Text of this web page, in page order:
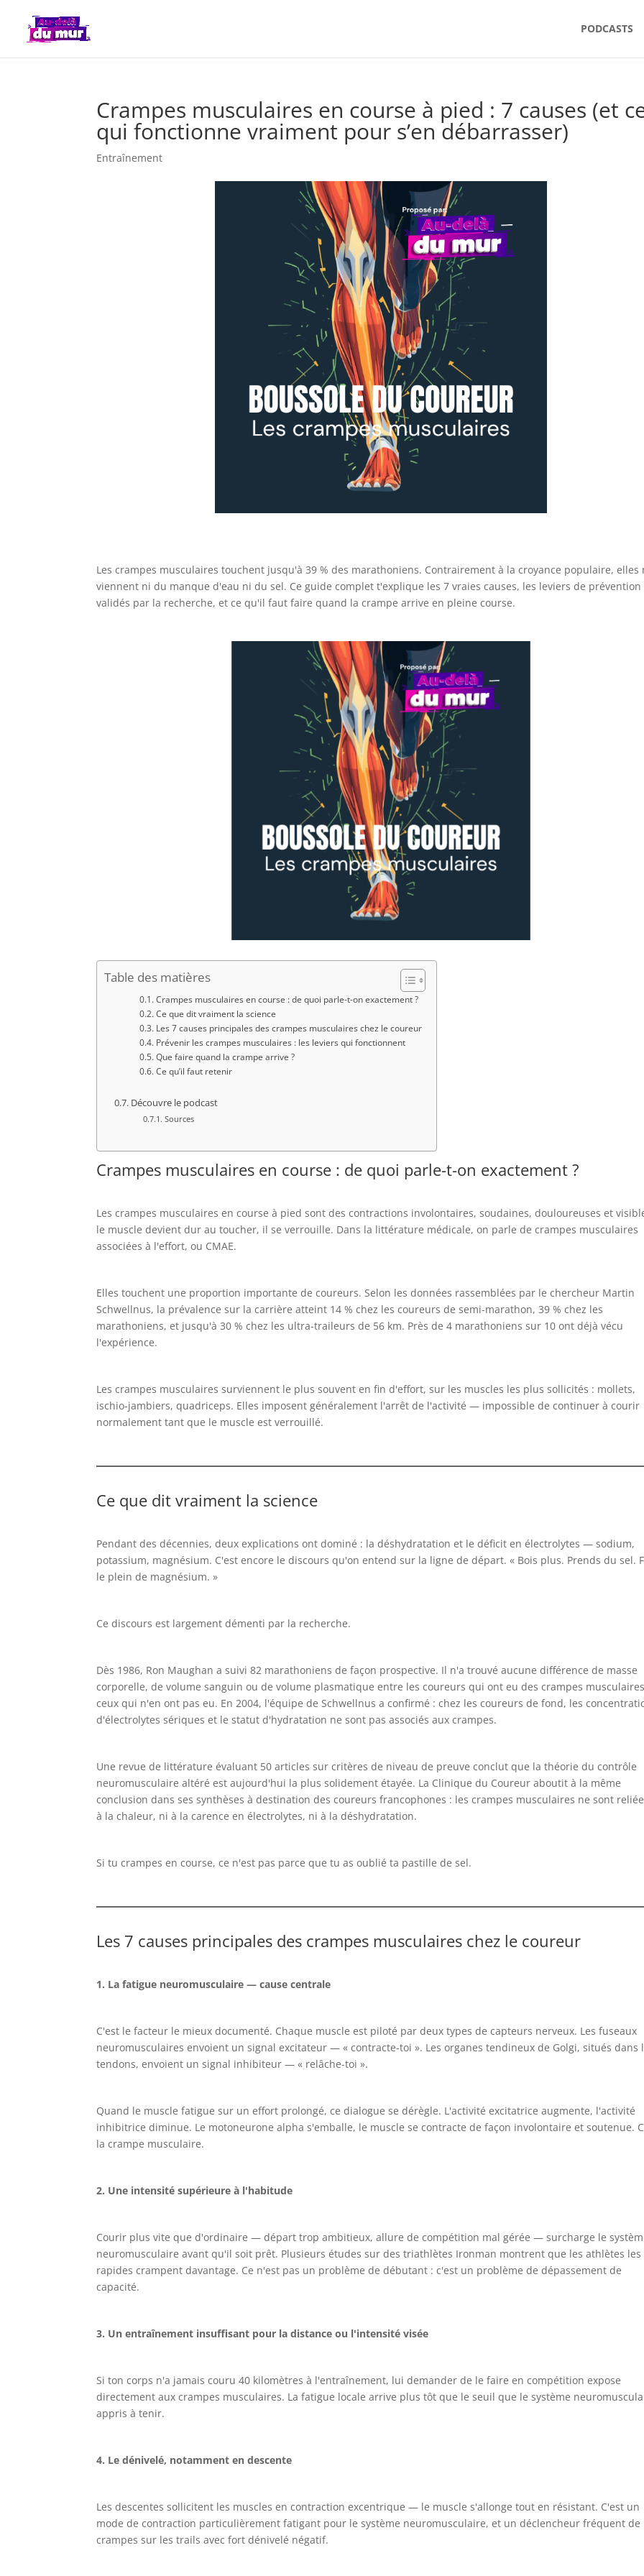
PODCASTS
Crampes musculaires en course à pied : 7 causes (et
qui fonctionne vraiment pour s’en débarrasser)
Entraînement
Les crampes musculaires touchent jusqu'à 39 % des marathoniens. Contrairement à la croyance populaire, elles
viennent ni du manque d'eau ni du sel. Ce guide complet t'explique les 7 vraies causes, les leviers de prévention
validés par la recherche, et ce qu'il faut faire quand la crampe arrive en pleine course.
Table des matières
Crampes musculaires en course : de quoi parle-t-on exactement ?
Ce que dit vraiment la science
Les 7 causes principales des crampes musculaires chez le coureur
Prévenir les crampes musculaires : les leviers qui fonctionnent
Que faire quand la crampe arrive ?
Ce qu’il faut retenir
Découvre le podcast
Sources
Crampes musculaires en course : de quoi parle-t-on exactement ?
Les crampes musculaires en course à pied sont des contractions involontaires, soudaines, douloureuses et
le muscle devient dur au toucher, il se verrouille. Dans la littérature médicale, on parle de crampes musculaires
associées à l'effort, ou CMAE.
Elles touchent une proportion importante de coureurs. Selon les données rassemblées par le chercheur Martin
Schwellnus, la prévalence sur la carrière atteint 14 % chez les coureurs de semi-marathon, 39 % chez les
marathoniens, et jusqu'à 30 % chez les ultra-traileurs de 56 km. Près de 4 marathoniens sur 10 ont déjà vécu
l'expérience.
Les crampes musculaires surviennent le plus souvent en fin d'effort, sur les muscles les plus sollicités : mollets,
ischio-jambiers, quadriceps. Elles imposent généralement l'arrêt de l'activité — impossible de continuer à courir
normalement tant que le muscle est verrouillé.
Ce que dit vraiment la science
Pendant des décennies, deux explications ont dominé : la déshydratation et le déficit en électrolytes — sodium,
potassium, magnésium. C'est encore le discours qu'on entend sur la ligne de départ. « Bois plus. Prends du sel.
le plein de magnésium. »
Ce discours est largement démenti par la recherche.
Dès 1986, Ron Maughan a suivi 82 marathoniens de façon prospective. Il n'a trouvé aucune différence de masse
corporelle, de volume sanguin ou de volume plasmatique entre les coureurs qui ont eu des crampes
ceux qui n'en ont pas eu. En 2004, l'équipe de Schwellnus a confirmé : chez les coureurs de fond, les
d'électrolytes sériques et le statut d'hydratation ne sont pas associés aux crampes.
Une revue de littérature évaluant 50 articles sur critères de niveau de preuve conclut que la théorie du contrôle
neuromusculaire altéré est aujourd'hui la plus solidement étayée. La Clinique du Coureur aboutit à la même
conclusion dans ses synthèses à destination des coureurs francophones : les crampes musculaires ne sont
à la chaleur, ni à la carence en électrolytes, ni à la déshydratation.
Si tu crampes en course, ce n'est pas parce que tu as oublié ta pastille de sel.
Les 7 causes principales des crampes musculaires chez le coureur
1. La fatigue neuromusculaire — cause centrale
C'est le facteur le mieux documenté. Chaque muscle est piloté par deux types de capteurs nerveux. Les fuseaux
neuromusculaires envoient un signal excitateur — « contracte-toi ». Les organes tendineux de Golgi, situés dans
tendons, envoient un signal inhibiteur — « relâche-toi ».
Quand le muscle fatigue sur un effort prolongé, ce dialogue se dérègle. L'activité excitatrice augmente, l'activité
inhibitrice diminue. Le motoneurone alpha s'emballe, le muscle se contracte de façon involontaire et soutenue.
la crampe musculaire.
2. Une intensité supérieure à l'habitude
Courir plus vite que d'ordinaire — départ trop ambitieux, allure de compétition mal gérée — surcharge le
neuromusculaire avant qu'il soit prêt. Plusieurs études sur des triathlètes Ironman montrent que les athlètes
rapides crampent davantage. Ce n'est pas un problème de débutant : c'est un problème de dépassement de
capacité.
3. Un entraînement insuffisant pour la distance ou l'intensité visée
Si ton corps n'a jamais couru 40 kilomètres à l'entraînement, lui demander de le faire en compétition expose
directement aux crampes musculaires. La fatigue locale arrive plus tôt que le seuil que le système
appris à tenir.
4. Le dénivelé, notamment en descente
Les descentes sollicitent les muscles en contraction excentrique — le muscle s'allonge tout en résistant. C'est un
mode de contraction particulièrement fatigant pour le système neuromusculaire, et un déclencheur fréquent de
crampes sur les trails avec fort dénivelé négatif.